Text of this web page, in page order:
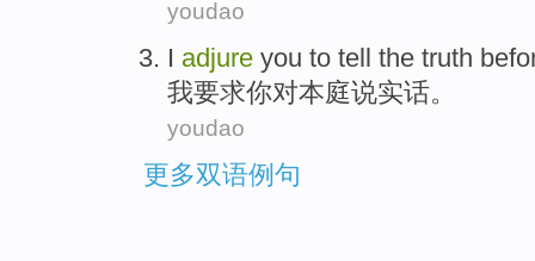
youdao
I adjure you to tell the truth
我要求你对本庭说实话。
youdao
更多双语例句